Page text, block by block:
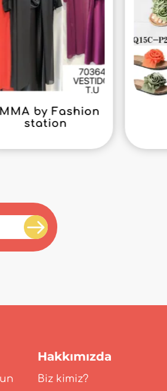
by Fashion
station
Hakkımızda
Biz kimiz?